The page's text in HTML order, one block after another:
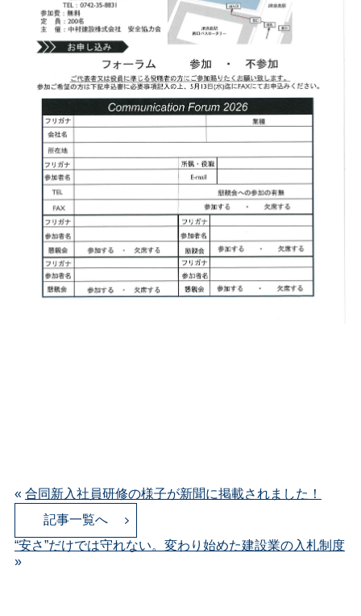
« 合同新入社員研修の様子が新聞に掲載されました！
記事一覧へ
“安さ”だけでは守れない。変わり始めた建設業の入札制度
»